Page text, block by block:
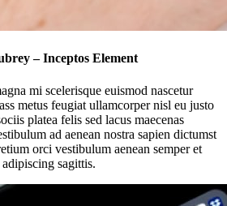
– Inceptos Element
mi scelerisque euismod nascetur
metus feugiat ullamcorper nisl eu justo
platea felis sed lacus maecenas
ad aenean nostra sapien dictumst
orci vestibulum aenean semper et
sagittis.